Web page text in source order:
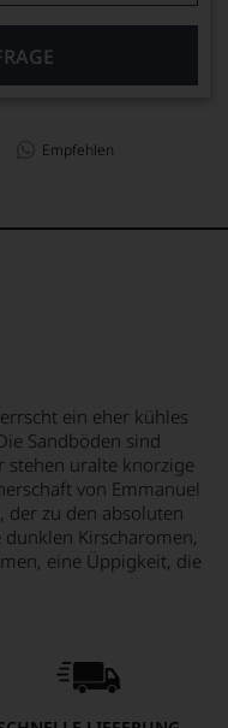
Empfehlen
ein eher kühles
Sandböden sind
uralte knorzige
von Emmanuel
der zu den absoluten
Kirscharomen,
eine Üppigkeit, die
annähernd